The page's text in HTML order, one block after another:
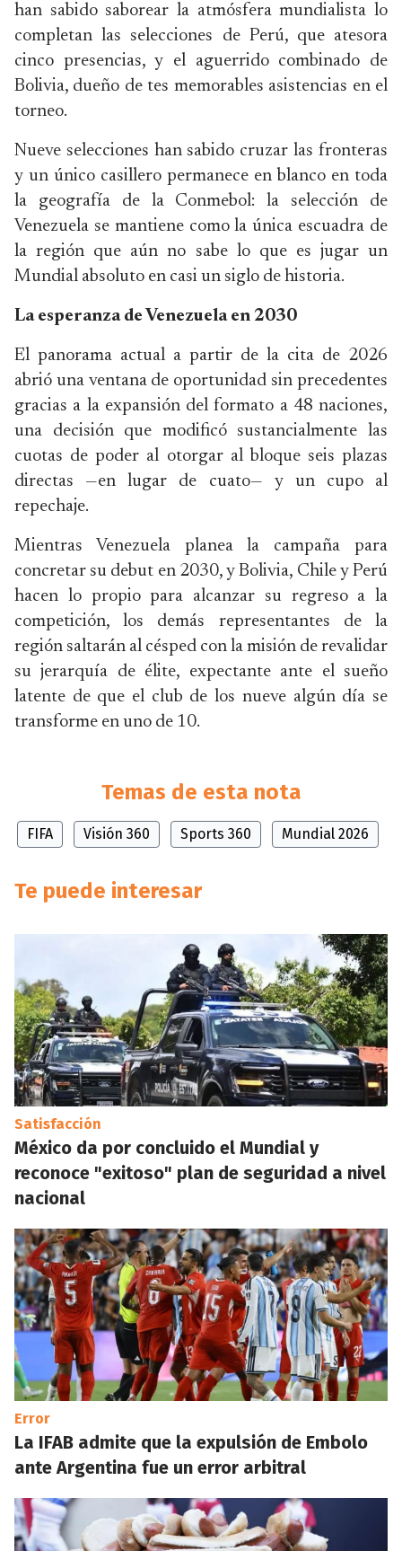
han sabido saborear la atmósfera mundialista lo
completan las selecciones de Perú, que atesora
cinco presencias, y el aguerrido combinado de
Bolivia, dueño de tes memorables asistencias en el
torneo.
Nueve selecciones han sabido cruzar las fronteras
y un único casillero permanece en blanco en toda
la geografía de la Conmebol: la selección de
Venezuela se mantiene como la única escuadra de
la región que aún no sabe lo que es jugar un
Mundial absoluto en casi un siglo de historia.
La esperanza de Venezuela en 2030
El panorama actual a partir de la cita de 2026
abrió una ventana de oportunidad sin precedentes
gracias a la expansión del formato a 48 naciones,
una decisión que modificó sustancialmente las
cuotas de poder al otorgar al bloque seis plazas
directas —en lugar de cuato— y un cupo al
repechaje.
Mientras Venezuela planea la campaña para
concretar su debut en 2030, y Bolivia, Chile y Perú
hacen lo propio para alcanzar su regreso a la
competición, los demás representantes de la
región saltarán al césped con la misión de revalidar
su jerarquía de élite, expectante ante el sueño
latente de que el club de los nueve algún día se
transforme en uno de 10.
Temas de esta nota
FIFA Visión 360 Sports 360 Mundial 2026
Te puede interesar
Satisfacción
México da por concluido el Mundial y
reconoce "exitoso" plan de seguridad a nivel
nacional
Error
La IFAB admite que la expulsión de Embolo
ante Argentina fue un error arbitral